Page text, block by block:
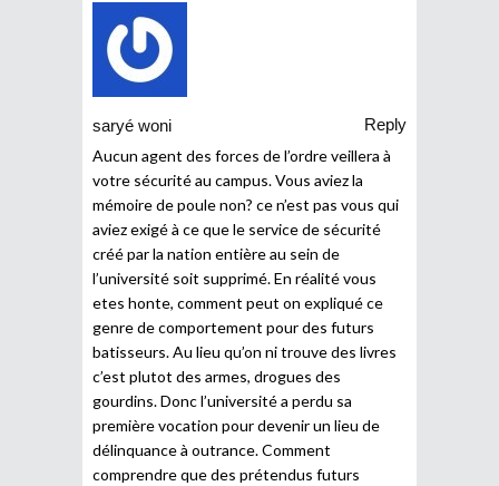
saryé woni
Reply
Aucun agent des forces de l’ordre veillera à
votre sécurité au campus. Vous aviez la
mémoire de poule non? ce n’est pas vous qui
aviez exigé à ce que le service de sécurité
créé par la nation entière au sein de
l’université soit supprimé. En réalité vous
etes honte, comment peut on expliqué ce
genre de comportement pour des futurs
batisseurs. Au lieu qu’on ni trouve des livres
c’est plutot des armes, drogues des
gourdins. Donc l’université a perdu sa
première vocation pour devenir un lieu de
délinquance à outrance. Comment
comprendre que des prétendus futurs